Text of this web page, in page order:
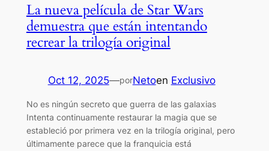
La nueva película de Star Wars
demuestra que están intentando
recrear la trilogía original
Oct 12, 2025—porNetoen Exclusivo
No es ningún secreto que guerra de las galaxias
Intenta continuamente restaurar la magia que se
estableció por primera vez en la trilogía original, pero
últimamente parece que la franquicia está